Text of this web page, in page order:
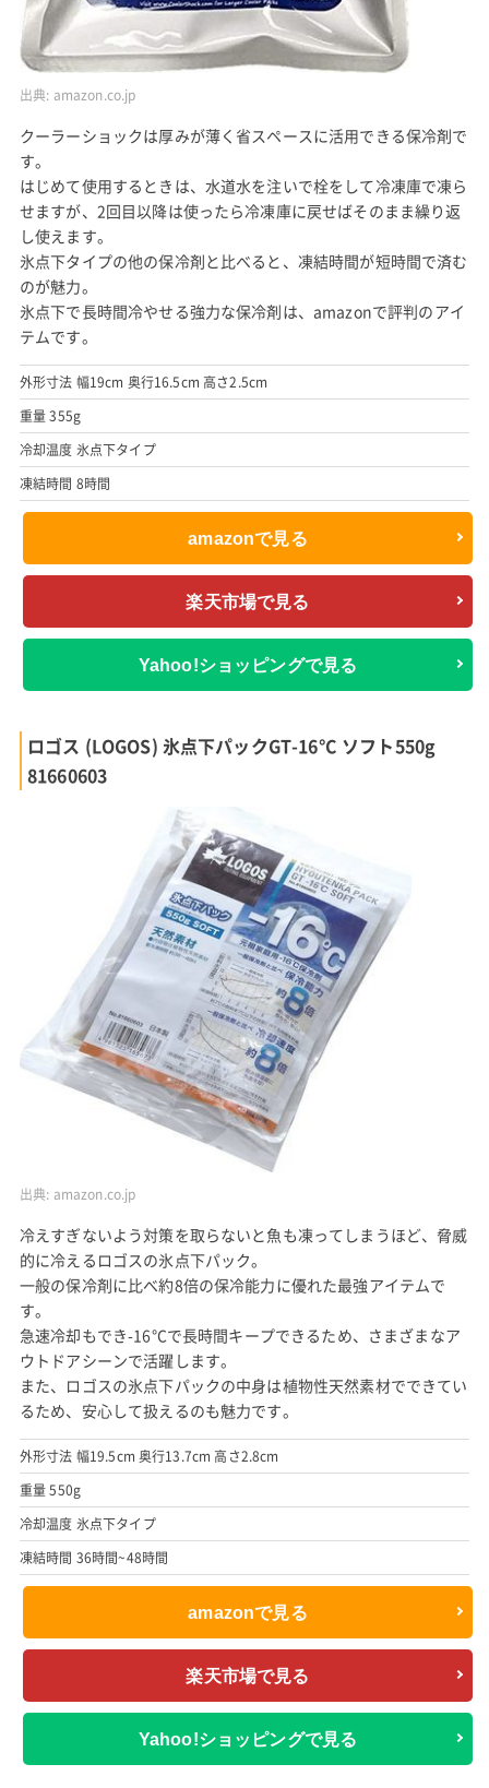
出典: amazon.co.jp
クーラーショックは厚みが薄く省スペースに活用できる保冷剤で
す。
はじめて使用するときは、水道水を注いで栓をして冷凍庫で凍ら
せますが、2回目以降は使ったら冷凍庫に戻せばそのまま繰り返
し使えます。
氷点下タイプの他の保冷剤と比べると、凍結時間が短時間で済む
のが魅力。
氷点下で長時間冷やせる強力な保冷剤は、amazonで評判のアイ
テムです。
外形寸法 幅19cm 奥行16.5cm 高さ2.5cm
重量 355g
冷却温度 氷点下タイプ
凍結時間 8時間
amazonで見る
楽天市場で見る
Yahoo!ショッピングで見る
ロゴス (LOGOS) 氷点下パックGT-16°C ソフト550g
81660603
出典: amazon.co.jp
冷えすぎないよう対策を取らないと魚も凍ってしまうほど、脅威
的に冷えるロゴスの氷点下パック。
一般の保冷剤に比べ約8倍の保冷能力に優れた最強アイテムで
す。
急速冷却もでき-16°Cで長時間キープできるため、さまざまなア
ウトドアシーンで活躍します。
また、ロゴスの氷点下パックの中身は植物性天然素材でできてい
るため、安心して扱えるのも魅力です。
外形寸法 幅19.5cm 奥行13.7cm 高さ2.8cm
重量 550g
冷却温度 氷点下タイプ
凍結時間 36時間~48時間
amazonで見る
楽天市場で見る
Yahoo!ショッピングで見る